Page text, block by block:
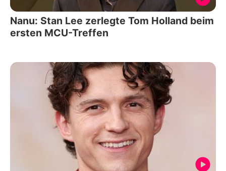
Nanu: Stan Lee zerlegte Tom Holland beim
ersten MCU-Treffen